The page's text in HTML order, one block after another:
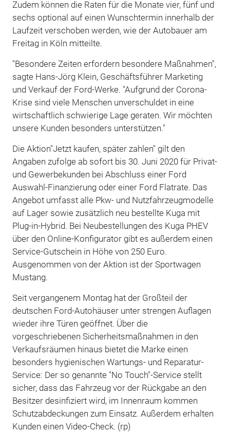
Zudem können die Raten für die Monate vier, fünf und
sechs optional auf einen Wunschtermin innerhalb der
Laufzeit verschoben werden, wie der Autobauer am
Freitag in Köln mitteilte.
"Besondere Zeiten erfordern besondere Maßnahmen",
sagte Hans-Jörg Klein, Geschäftsführer Marketing
und Verkauf der Ford-Werke. "Aufgrund der Corona-
Krise sind viele Menschen unverschuldet in eine
wirtschaftlich schwierige Lage geraten. Wir möchten
unsere Kunden besonders unterstützen."
Die Aktion"Jetzt kaufen, später zahlen" gilt den
Angaben zufolge ab sofort bis 30. Juni 2020 für Privat-
und Gewerbekunden bei Abschluss einer Ford
Auswahl-Finanzierung oder einer Ford Flatrate. Das
Angebot umfasst alle Pkw- und Nutzfahrzeugmodelle
auf Lager sowie zusätzlich neu bestellte Kuga mit
Plug-in-Hybrid. Bei Neubestellungen des Kuga PHEV
über den Online-Konfigurator gibt es außerdem einen
Service-Gutschein in Höhe von 250 Euro.
Ausgenommen von der Aktion ist der Sportwagen
Mustang.
Seit vergangenem Montag hat der Großteil der
deutschen Ford-Autohäuser unter strengen Auflagen
wieder ihre Türen geöffnet. Über die
vorgeschriebenen Sicherheitsmaßnahmen in den
Verkaufsräumen hinaus bietet die Marke einen
besonders hygienischen Wartungs- und Reparatur-
Service: Der so genannte "No Touch"-Service stellt
sicher, dass das Fahrzeug vor der Rückgabe an den
Besitzer desinfiziert wird, im Innenraum kommen
Schutzabdeckungen zum Einsatz. Außerdem erhalten
Kunden einen Video-Check. (rp)